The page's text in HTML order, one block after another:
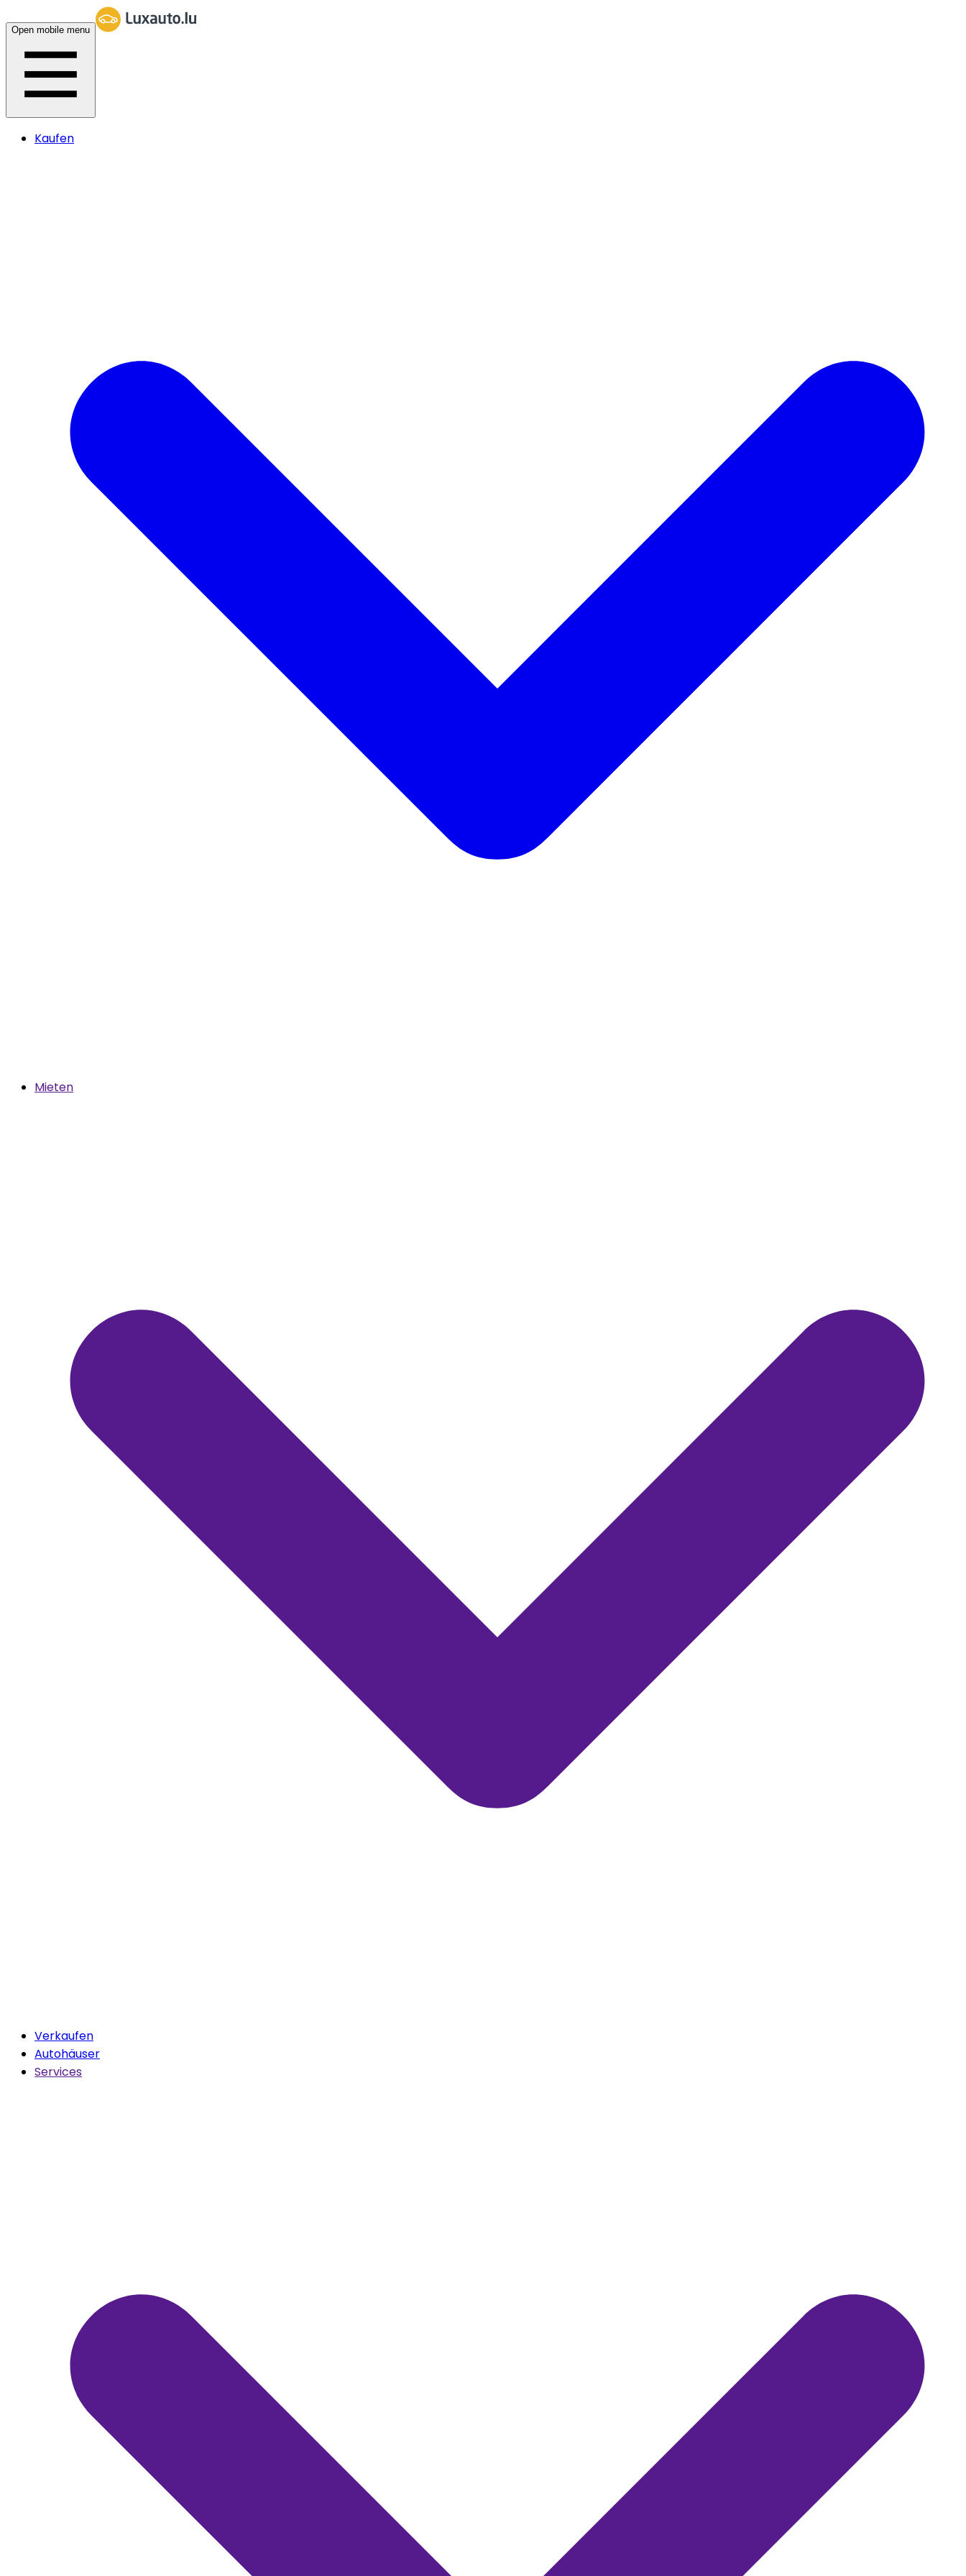
Open mobile menu
Kaufen
Mieten
Verkaufen
Autohäuser
Services